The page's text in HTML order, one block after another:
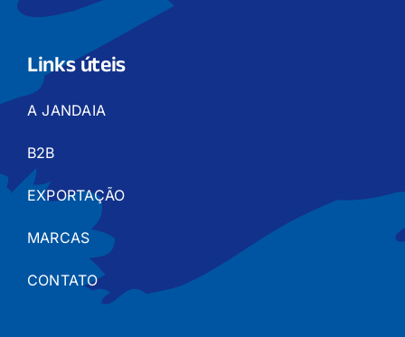
Links úteis
A JANDAIA
B2B
EXPORTAÇÃO
MARCAS
CONTATO